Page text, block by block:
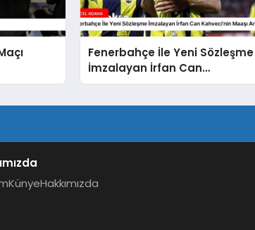
Fenerbahçe İle Yeni Sözleşme
İmzalayan İrfan Can
Kahveci’nin Maaşı Arttı
KünyeHakkımızda